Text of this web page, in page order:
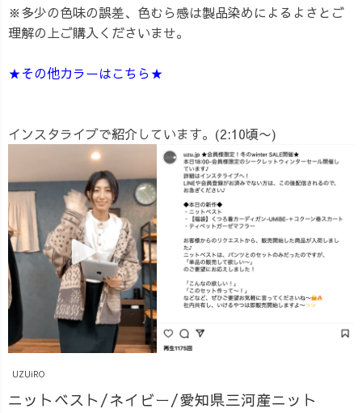
※多少の色味の誤差、色むら感は製品染めによるよさとご
理解の上ご購入くださいませ。
★その他カラーはこちら★
インスタライブで紹介しています。(2:10頃〜)
UZUiRO
ニットベスト/ネイビー/愛知県三河産ニット